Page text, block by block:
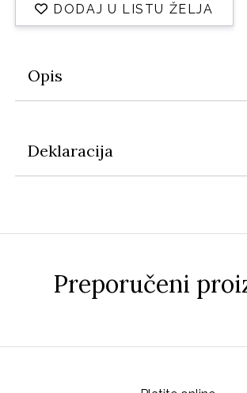
DODAJ U LISTU ŽELJA
Opis
Deklaracija
Preporučeni